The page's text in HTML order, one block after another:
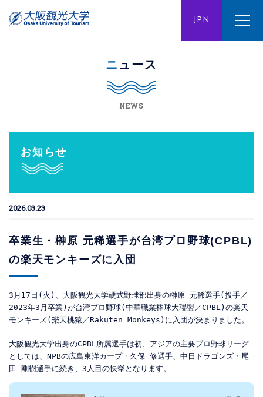
JPN
ENG CHN
ニュース
NEWS
お知らせ
2026.03.23
卒業生・榊原 元稀選手が台湾プロ野球(CPBL)
の楽天モンキーズに入団
3月17 日(火)、 大阪観光大学硬式野球部出身の榊原 元稀選手(投手／
2023年3月卒業)が台湾プロ野球(中華職業棒球大聯盟／CPBL)の楽天
モンキーズ(樂天桃猿／Rakuten Monkeys)に入団が決まりました。
大阪観光大学出身のCPBL所属選手は初、アジアの主要プロ野球リーグ
としては、NPBの広島東洋カープ・久保 修選手、 中日ドラゴンズ・尾
田 剛樹選手に続き、3人目の快挙となります。